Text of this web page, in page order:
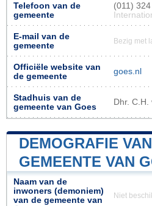
Telefoon van de
gemeente
(011)
E-mail van de
gemeente
Bezig met
Officiële website van
de gemeente
goes.nl
Stadhuis van de
gemeente van Goes
Dhr. C.H.
DEMOGRAFIE
GEMEENTE VAN
Naam van de
inwoners (demoniem)
van de gemeente van
Niet